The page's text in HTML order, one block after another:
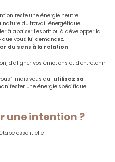
reste une énergie neutre.
nature du travail énergétique.
à apaiser l’esprit ou à développer la
vous lui demandez.
du sens à la relation
d’aligner vos émotions et d’entretenir
mais vous qui utilisez sa
une énergie spécifique.
une intention ?
essentielle.